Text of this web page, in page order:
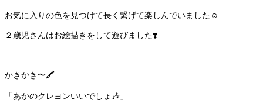
お気に入りの色を見つけて長く繋げて楽しんでいました☺️
２歳児さんはお絵描きをして遊びました❣️
かきかき〜🖍️
「あかのクレヨンいいでしょ🎶」